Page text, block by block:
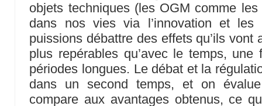
objets techniques (les OGM comme
dans nos vies via l’innovation et les
puissions débattre des effets qu’ils vont
plus repérables qu’avec le temps,
périodes longues. Le débat et la
dans un second temps, et on
compare aux avantages obtenus, ce